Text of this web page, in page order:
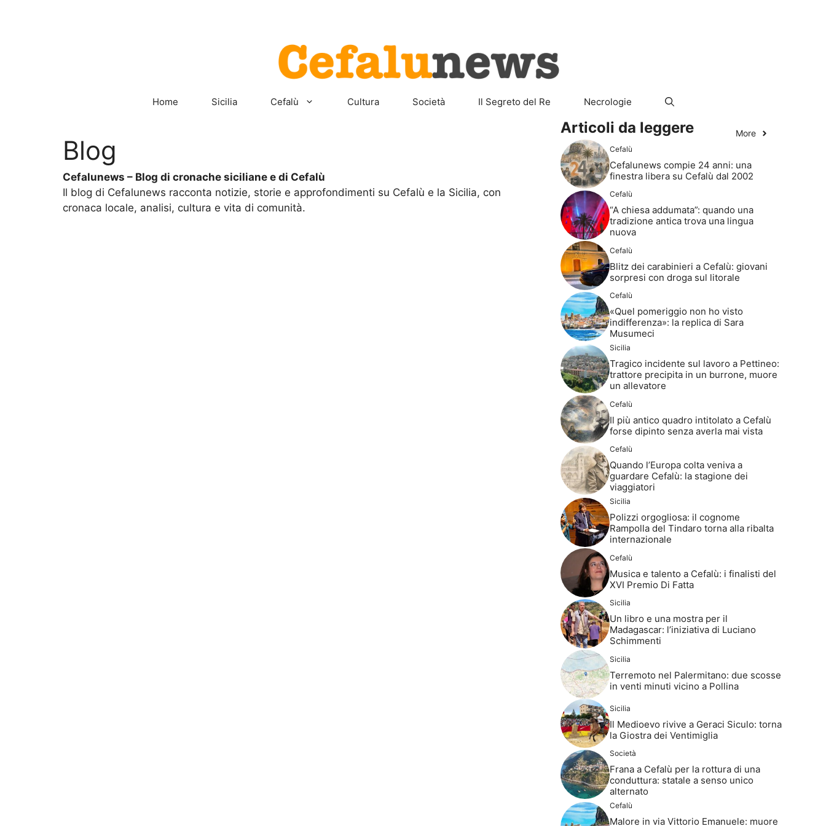
Home Sicilia Cefalù Cultura Società Il Segreto del Re Necrologie
Blog
Cefalunews – Blog di cronache siciliane e di Cefalù
Il blog di Cefalunews racconta notizie, storie e approfondimenti su Cefalù e la Sicilia, con
cronaca locale, analisi, cultura e vita di comunità.
Articoli da leggere More
Cefalù
Cefalunews compie 24 anni: una
finestra libera su Cefalù dal 2002
Cefalù
“A chiesa addumata”: quando una
tradizione antica trova una lingua
nuova
Cefalù
Blitz dei carabinieri a Cefalù: giovani
sorpresi con droga sul litorale
Cefalù
«Quel pomeriggio non ho visto
indifferenza»: la replica di Sara
Musumeci
Sicilia
Tragico incidente sul lavoro a Pettineo:
trattore precipita in un burrone, muore
un allevatore
Cefalù
Il più antico quadro intitolato a Cefalù
forse dipinto senza averla mai vista
Cefalù
Quando l’Europa colta veniva a
guardare Cefalù: la stagione dei
viaggiatori
Sicilia
Polizzi orgogliosa: il cognome
Rampolla del Tindaro torna alla ribalta
internazionale
Cefalù
Musica e talento a Cefalù: i finalisti del
XVI Premio Di Fatta
Sicilia
Un libro e una mostra per il
Madagascar: l’iniziativa di Luciano
Schimmenti
Sicilia
Terremoto nel Palermitano: due scosse
in venti minuti vicino a Pollina
Sicilia
Il Medioevo rivive a Geraci Siculo: torna
la Giostra dei Ventimiglia
Società
Frana a Cefalù per la rottura di una
conduttura: statale a senso unico
alternato
Cefalù
Malore in via Vittorio Emanuele: muore